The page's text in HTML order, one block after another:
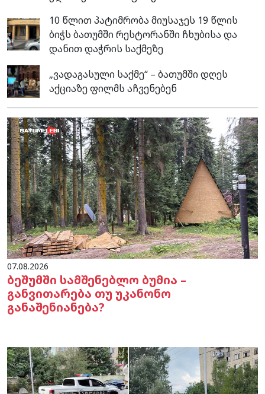
10 წლით პატიმრობა მიუსაჯეს 19 წლის
ბიჭს ბათუმში რესტორანში ჩხუბისა და
დანით დაჭრის საქმეზე
„ვადაგასული საქმე“ – ბათუმში დღეს
აქციაზე ფილმს აჩვენებენ
07.08.2026
ბეშუმში სამშენებლო ბუმია –
განვითარება თუ უკანონო
განაშენიანება?